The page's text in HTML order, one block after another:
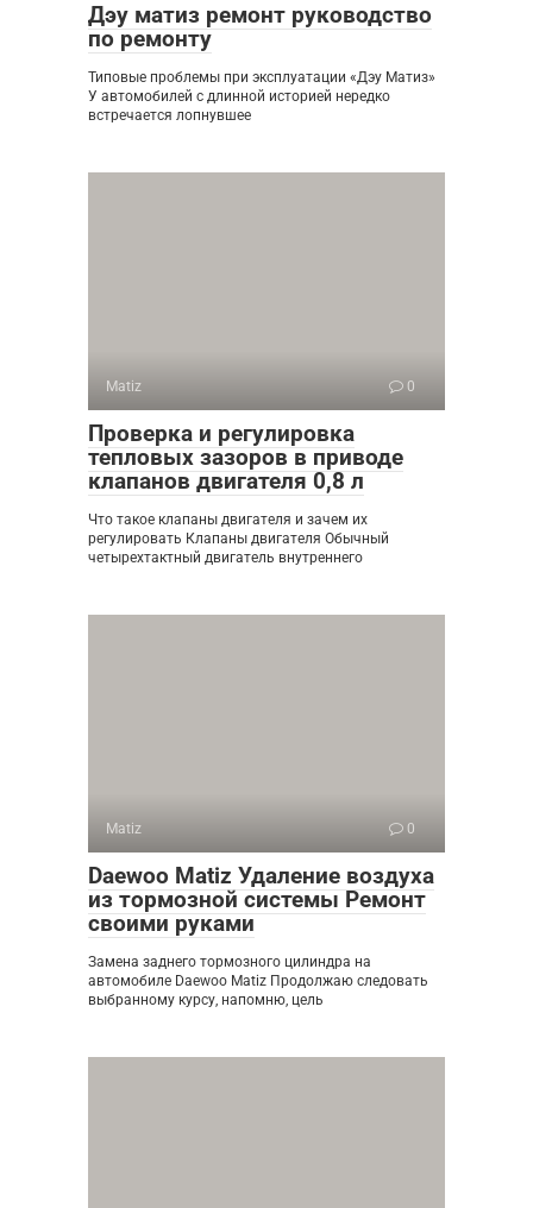
Дэу матиз ремонт руководство
по ремонту
Типовые проблемы при эксплуатации «Дэу Матиз»
У автомобилей с длинной историей нередко
встречается лопнувшее
Matiz 0
Проверка и регулировка
тепловых зазоров в приводе
клапанов двигателя 0,8 л
Что такое клапаны двигателя и зачем их
регулировать Клапаны двигателя Обычный
четырехтактный двигатель внутреннего
Matiz 0
Daewoo Matiz Удаление воздуха
из тормозной системы Ремонт
своими руками
Замена заднего тормозного цилиндра на
автомобиле Daewoo Matiz Продолжаю следовать
выбранному курсу, напомню, цель